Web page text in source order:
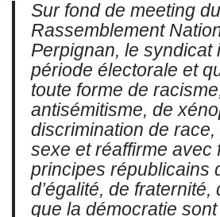
Sur fond de meeting du
Rassemblement
Perpignan, le syndicat
période électorale et
toute forme de
antisémitisme, de
discrimination de
sexe et réaffirme avec
principes républicains
d’égalité, de
que la démocratie